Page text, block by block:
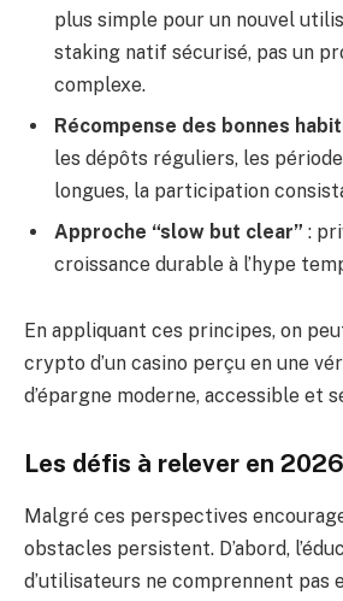
plus simple pour un nouvel
staking natif sécurisé, pas un
complexe.
Récompense des bonnes
les dépôts réguliers, les
longues, la participation
Approche “slow but clear” :
croissance durable à l’hype
En appliquant ces principes, on
crypto d’un casino perçu en une
d’épargne moderne, accessible et
Les défis à relever en
Malgré ces perspectives
obstacles persistent. D’abord,
d’utilisateurs ne comprennent pas